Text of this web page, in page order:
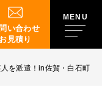
い合わせ
お見積り
を派遣！in佐賀・白石町